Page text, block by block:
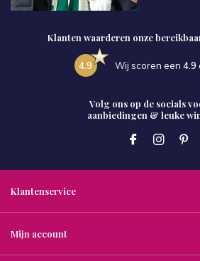
Klanten waarderen onze
4.9 Wij scoren een 4.9
Volg ons op de socials
aanbiedingen & leuke
Klantenservice
Mijn account